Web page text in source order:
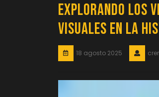
Explorando los
Visuales en la
18 agosto 2025